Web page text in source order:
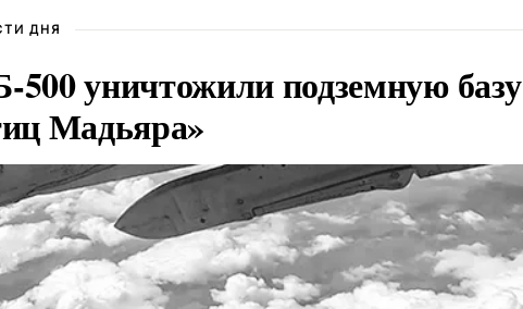
ДНЯ
уничтожили подземную базу
Мадьяра»